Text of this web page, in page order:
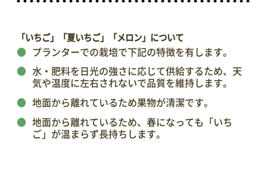
「いちご」「夏いちご」「メロン」について
プランターでの栽培で下記の特徴を有します。
水・肥料を日光の強さに応じて供給するため、天
気や温度に左右されないで品質を維持します。
地面から離れているため果物が清潔です。
地面から離れているため、春になっても「いち
ご」が温まらず長持ちします。